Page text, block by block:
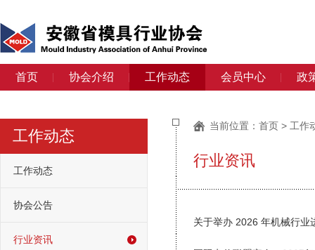
首页 协会介绍 工作动态 会员中心 政
工作动态
工作动态
协会公告
行业资讯
当前位置： 首页 > 工作
行业资讯
关于举办 2026 年机械行业